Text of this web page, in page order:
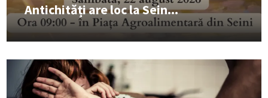
Antichități are loc la Sein...